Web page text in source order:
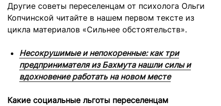
Другие советы переселенцам от психолога Ольги
Копчинской читайте в нашем первом тексте из
цикла материалов «Сильнее обстоятельств».
Несокрушимые и непокоренные: как три
предпринимателя из Бахмута нашли силы и
вдохновение работать на новом месте
Какие социальные льготы переселенцам